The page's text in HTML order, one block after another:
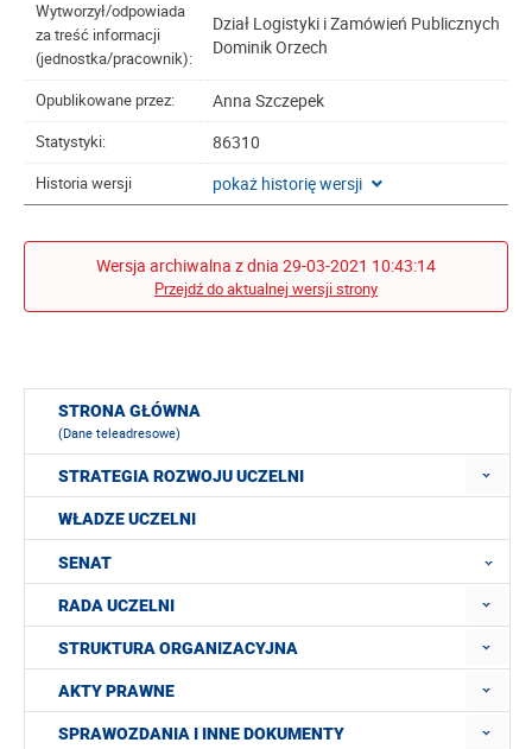
Wytworzył/odpowiada
za treść informacji
(jednostka/pracownik):
Dział Logistyki i Zamówień Publicznych
Dominik Orzech
Opublikowane przez: Anna Szczepek
Statystyki: 86310
Historia wersji pokaż historię wersji
Wersja archiwalna z dnia 29-03-2021 10:43:14
Przejdź do aktualnej wersji strony
STRONA GŁÓWNA
(Dane teleadresowe)
STRATEGIA ROZWOJU UCZELNI
WŁADZE UCZELNI
SENAT
RADA UCZELNI
STRUKTURA ORGANIZACYJNA
AKTY PRAWNE
SPRAWOZDANIA I INNE DOKUMENTY